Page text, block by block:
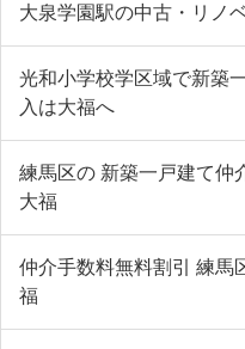
大泉学園駅の中古・リノ
光和小学校学区域で新築
入は大福へ
練馬区の 新築一戸建て仲
大福
仲介手数料無料割引 練馬
福